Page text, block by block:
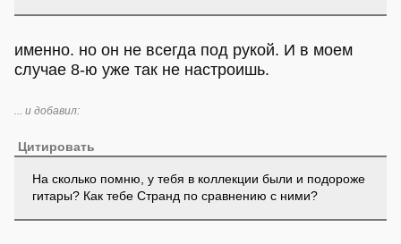
именно. но он не всегда под рукой. И в моем
случае 8-ю уже так не настроишь.
... и добавил:
Цитировать
На сколько помню, у тебя в коллекции были и подороже
гитары? Как тебе Странд по сравнению с ними?